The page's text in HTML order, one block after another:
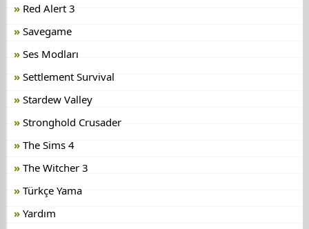
Red Alert 3
Savegame
Ses Modları
Settlement Survival
Stardew Valley
Stronghold Crusader
The Sims 4
The Witcher 3
Türkçe Yama
Yardım